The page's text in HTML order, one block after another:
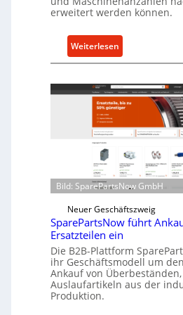
c
u
t
z
f
ü
r
i
n
d
i
r
k
t
A
n
t
erweitert werden können.
Weiterlesen
C
l
l
n
t
w
i
c
k
e
l
t
Bild: SparePartsNow GmbH
Neuer Geschäftszweig
SparePartsNow führt
Ersatzteilen ein
Die B2B-Plattform
ihr Geschäftsmodell um
Ankauf von
Auslaufartikeln aus der
Produktion.